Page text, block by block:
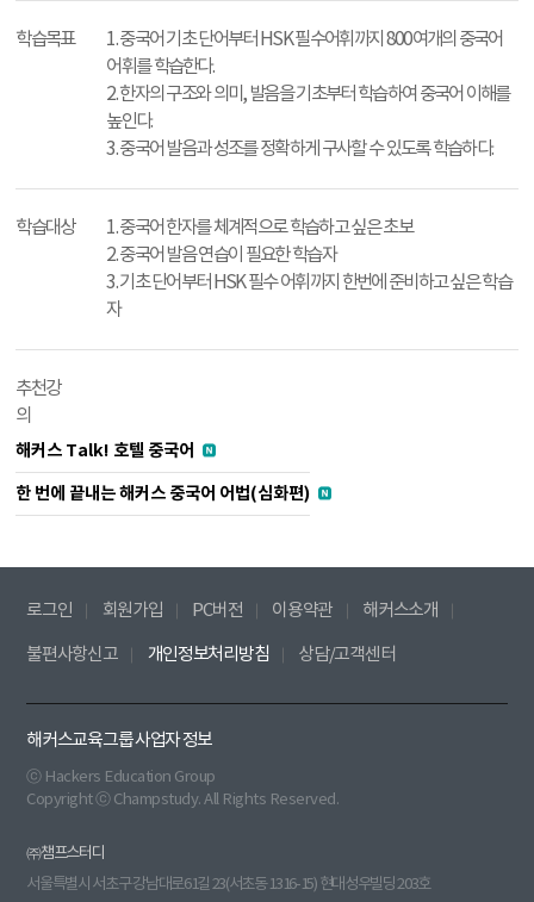
학습목표
1. 중국어 기초 단어부터 HSK 필수어휘까지 800여개의 중국어
어휘를 학습한다.
2. 한자의 구조와 의미, 발음을 기초부터 학습하여 중국어 이해를
높인다.
3. 중국어 발음과 성조를 정확하게 구사할 수 있도록 학습하다.
학습대상
1. 중국어 한자를 체계적으로 학습하고 싶은 초보
2. 중국어 발음 연습이 필요한 학습자
3. 기초 단어부터 HSK 필수 어휘까지 한번에 준비하고 싶은 학습
자
추천강
의
해커스 Talk! 호텔 중국어
한 번에 끝내는 해커스 중국어 어법(심화편)
로그인 회원가입 PC버전 이용약관 해커스소개
불편사항신고 개인정보처리방침 상담/고객센터
해커스교육그룹 사업자 정보
ⓒ Hackers Education Group
Copyright ⓒ Champstudy. All Rights Reserved.
㈜챔프스터디
서울특별시 서초구 강남대로61길 23(서초동 1316-15) 현대성우빌딩 203호